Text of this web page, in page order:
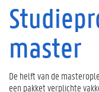
master
De helft van de
een pakket verplichte